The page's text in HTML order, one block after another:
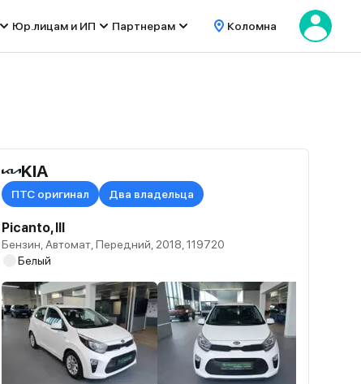
Юр.лицам и ИП Партнерам Коломна
KIA
ПТС оригинал Два владельца
Picanto, III
Бензин, Автомат, Передний, 2018, 119720
Белый